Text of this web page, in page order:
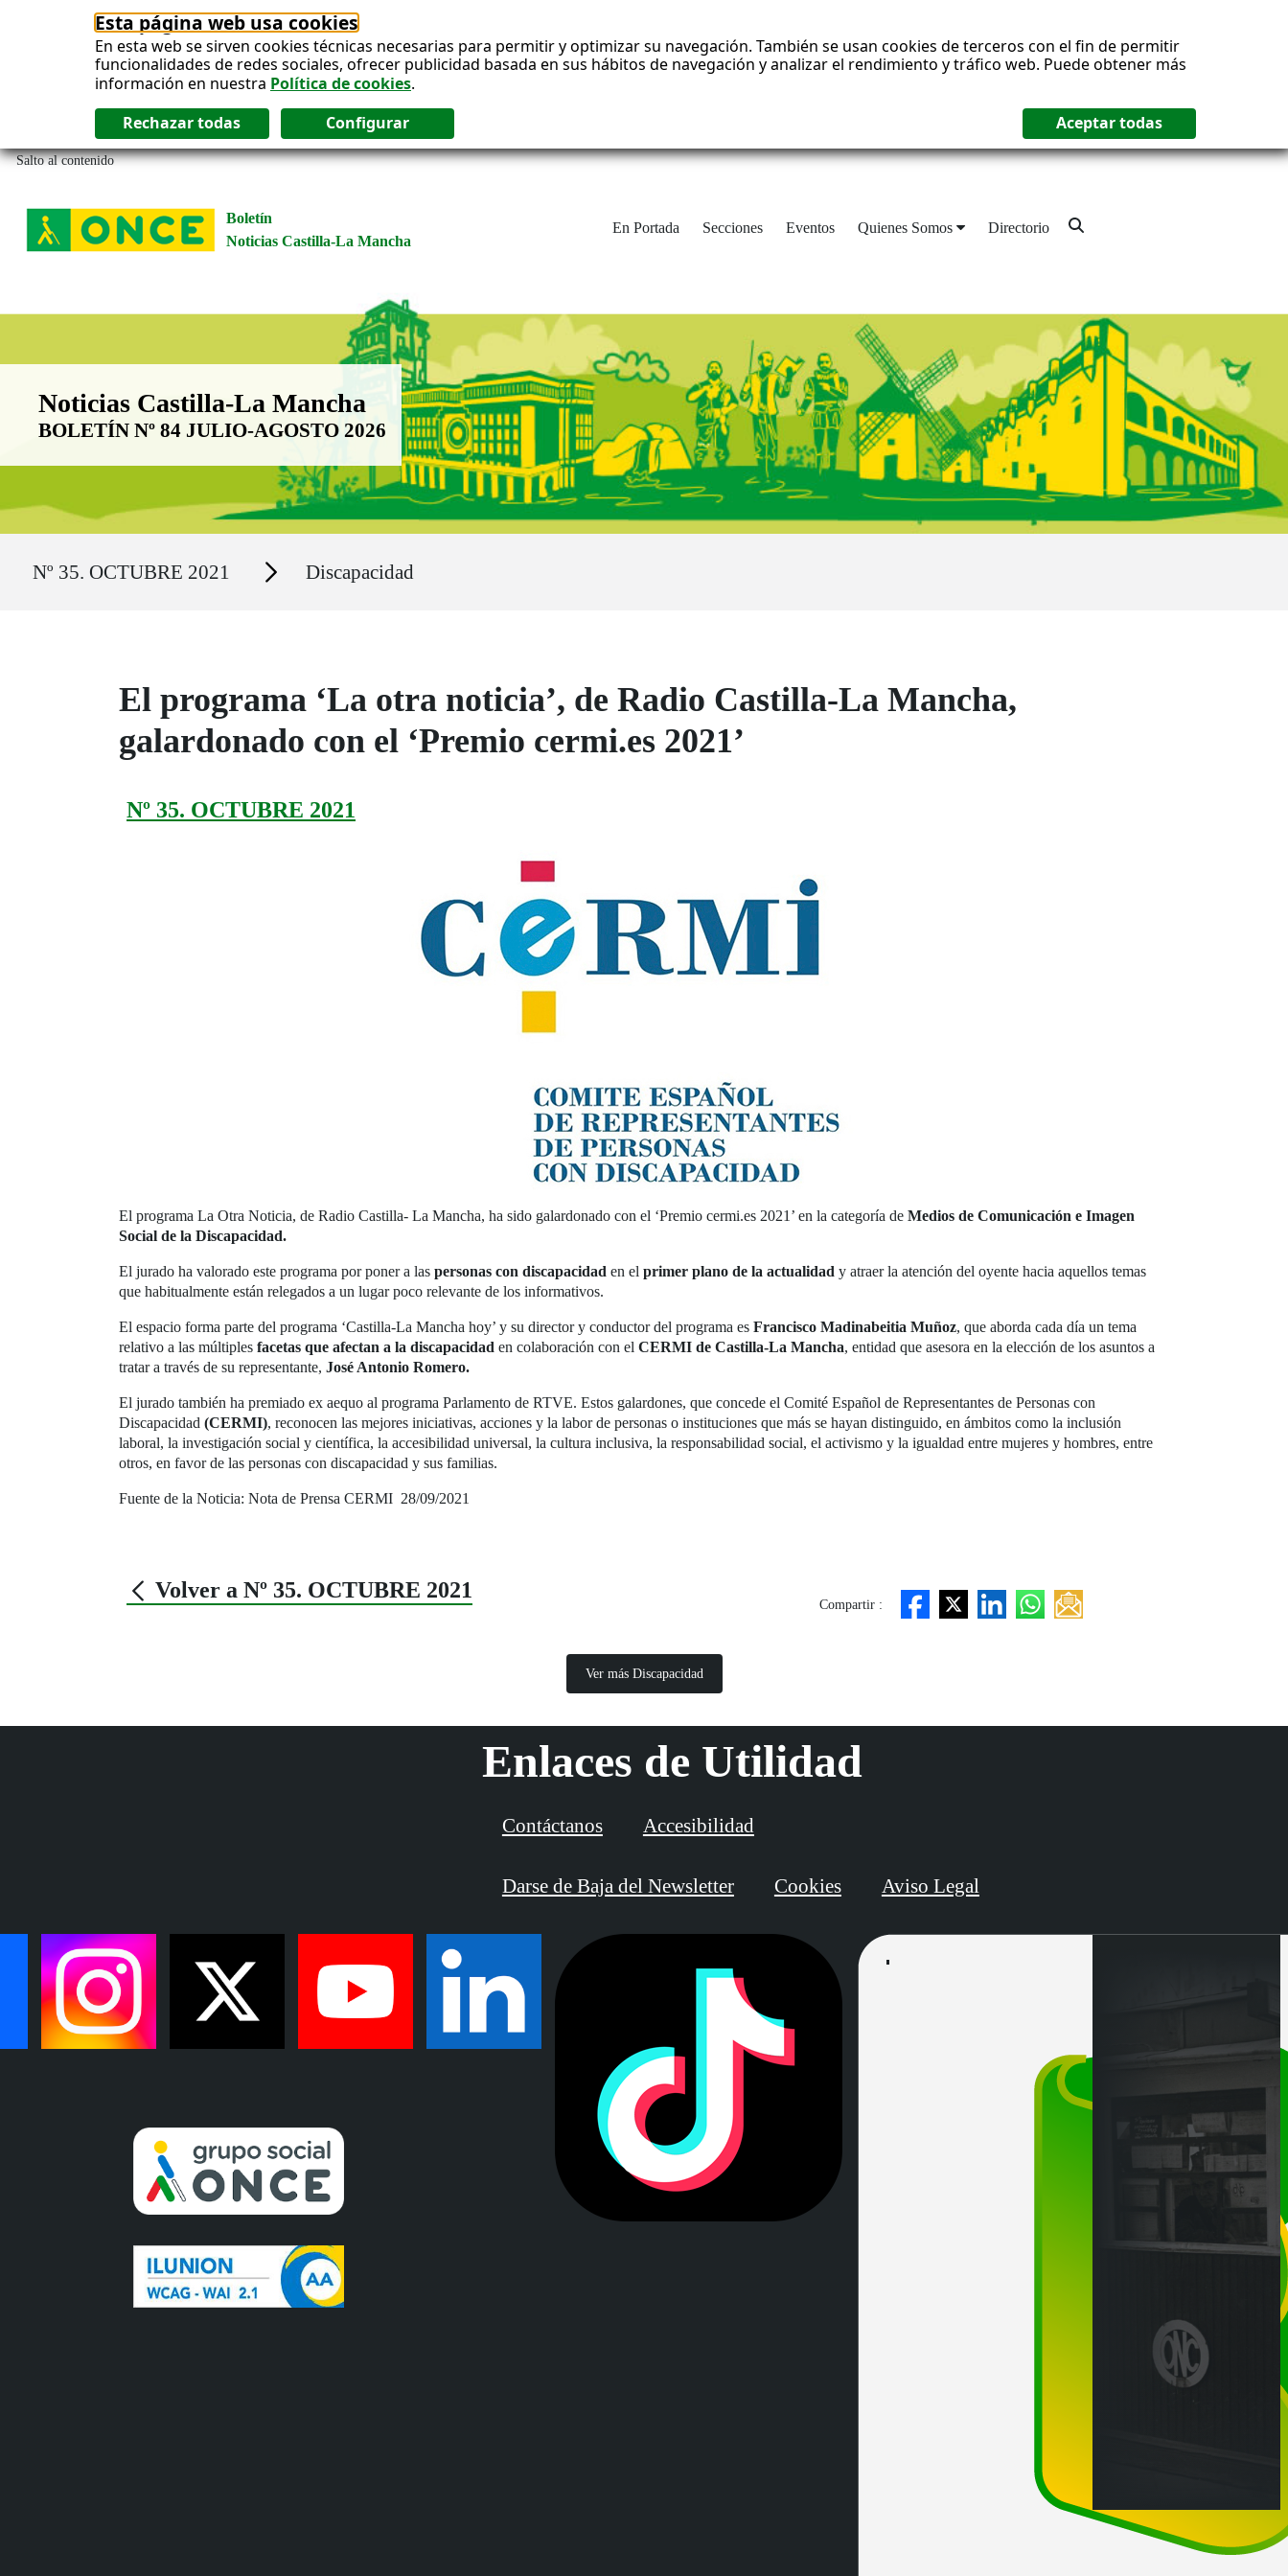
Esta página web usa cookies
En esta web se sirven cookies técnicas necesarias para permitir y optimizar su navegación. También se usan cookies de terceros con el fin de permitir
funcionalidades de redes sociales, ofrecer publicidad basada en sus hábitos de navegación y analizar el rendimiento y tráfico web. Puede obtener más
información en nuestra Política de cookies.
Salto al contenido
Boletín
Noticias Castilla-La Mancha
En Portada Secciones Eventos Quienes Somos Directorio
Boletín Noticias Castilla-La Mancha
Noticias Castilla-La Mancha
BOLETÍN Nº 84 JULIO-AGOSTO 2026
Nº 35. OCTUBRE 2021 Secciones Discapacidad
El programa ‘La otra noticia’, de Radio Castilla-La Mancha,
galardonado con el ‘Premio cermi.es 2021’
Nº 35. OCTUBRE 2021
El programa La Otra Noticia, de Radio Castilla- La Mancha, ha sido galardonado con el ‘Premio cermi.es 2021’ en la categoría de Medios de Comunicación e Imagen
Social de la Discapacidad.
El jurado ha valorado este programa por poner a las personas con discapacidad en el primer plano de la actualidad y atraer la atención del oyente hacia aquellos temas
que habitualmente están relegados a un lugar poco relevante de los informativos.
El espacio forma parte del programa ‘Castilla-La Mancha hoy’ y su director y conductor del programa es Francisco Madinabeitia Muñoz, que aborda cada día un tema
relativo a las múltiples facetas que afectan a la discapacidad en colaboración con el CERMI de Castilla-La Mancha, entidad que asesora en la elección de los asuntos a
tratar a través de su representante, José Antonio Romero.
El jurado también ha premiado ex aequo al programa Parlamento de RTVE. Estos galardones, que concede el Comité Español de Representantes de Personas con
Discapacidad (CERMI), reconocen las mejores iniciativas, acciones y la labor de personas o instituciones que más se hayan distinguido, en ámbitos como la inclusión
laboral, la investigación social y científica, la accesibilidad universal, la cultura inclusiva, la responsabilidad social, el activismo y la igualdad entre mujeres y hombres, entre
otros, en favor de las personas con discapacidad y sus familias.
Fuente de la Noticia: Nota de Prensa CERMI 28/09/2021
Volver a Nº 35. OCTUBRE 2021
Compartir :
Ver más Discapacidad
Enlaces de Utilidad
Contáctanos Accesibilidad
Darse de Baja del Newsletter Cookies Aviso Legal